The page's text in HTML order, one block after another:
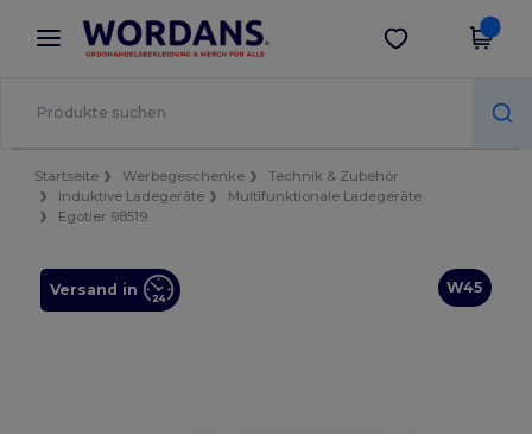
× Wordans App
Bessere Preise in der App!
App holen
Startseite Werbegeschenke
Technik & Zubehör
Induktive Ladegeräte
Multifunktionale Ladegeräte
Egotier 98519
W45
Versand in